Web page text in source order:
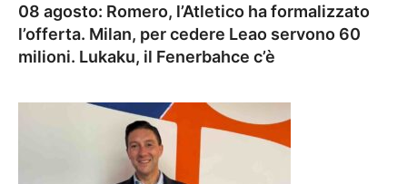
08 agosto: Romero, l’Atletico ha formalizzato
l’offerta. Milan, per cedere Leao servono 60
milioni. Lukaku, il Fenerbahce c’è